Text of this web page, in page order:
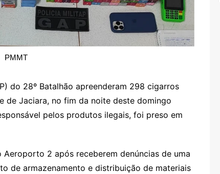
PMMT
do 28º Batalhão apreenderam 298 cigarros
de Jaciara, no fim da noite deste domingo
pelos produtos ilegais, foi preso em
2 após receberem denúncias de uma
de armazenamento e distribuição de materiais